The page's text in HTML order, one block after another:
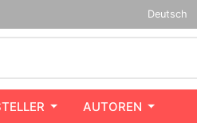
Deutsch
AUTOREN